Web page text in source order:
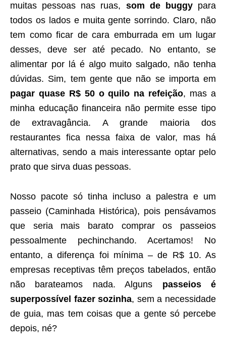
muitas pessoas nas ruas, som de buggypara
todos os lados e muita gente sorrindo. Claro, não
tem como ficar de cara emburrada em um lugar
desses, deve ser até pecado. No entanto, se
alimentar por lá é algo muito salgado, não tenha
dúvidas. Sim, tem gente que não se importa em
pagar quase R$ 50 o quilo na refeição, mas a
minha educação financeira não permite esse tipo
de extravagância. A grande maioria dos
restaurantes fica nessa faixa de valor, mas há
alternativas, sendo a mais interessante optar pelo
prato que sirva duas pessoas.
Nosso pacote só tinha incluso a palestra e um
passeio (Caminhada Histórica), pois pensávamos
que seria mais barato comprar os passeios
pessoalmente pechinchando. Acertamos! No
entanto, a diferença foi mínima – de R$ 10. As
empresas receptivas têm preços tabelados, então
não barateamos nada. Alguns passeios é
superpossível fazer sozinha, sem a necessidade
de guia, mas tem coisas que a gente só percebe
depois, né?